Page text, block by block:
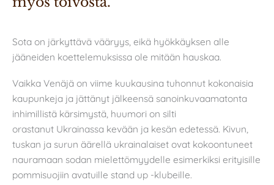
Sota on järkyttävä vääryys, eikä hyökkäyksen alle
jääneiden koettelemuksissa ole mitään hauskaa.
Vaikka Venäjä on viime kuukausina tuhonnut kokonaisia
kaupunkeja ja jättänyt jälkeensä sanoinkuvaamatonta
inhimillistä kärsimystä, huumori on silti
orastanut Ukrainassa kevään ja kesän edetessä. Kivun,
tuskan ja surun äärellä ukrainalaiset ovat kokoontuneet
nauramaan sodan mielettömyydelle esimerkiksi erityisille
pommisuojiin avatuille stand up -klubeille.